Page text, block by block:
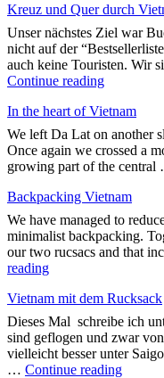
Kreuz und Quer durch
Unser nächstes Ziel war
nicht auf der
auch keine Touristen. Wir
Continue reading"Kreuz
Quer
durch
Vietnam"
In the heart of Vietnam
We left Da Lat on another
Once again we crossed a
growing part of the
Backpacking Vietnam
We have managed to
minimalist backpacking.
our two rucsacs and that
reading"Backpacking
Vietnam mit dem Rucksack
Dieses Mal schreibe ich
sind geflogen und zwar
vielleicht besser unter
… Continue reading